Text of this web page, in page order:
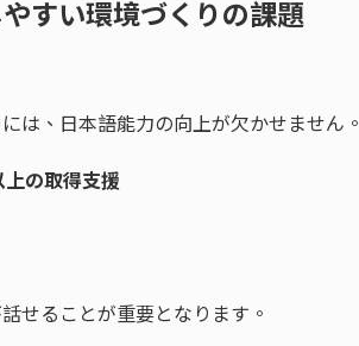
すい環境づくりの課題
は、日本語能力の向上が欠かせません。
の取得支援
せることが重要となります。